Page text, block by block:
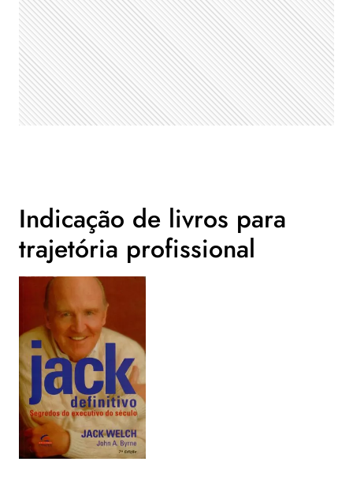
Indicação de livros para
trajetória profissional